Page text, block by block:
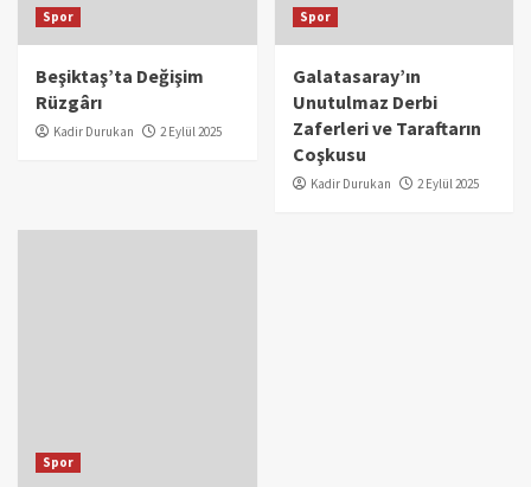
Spor
Beşiktaş’ta Değişim
Rüzgârı
Kadir Durukan 2 Eylül 2025
Spor
Galatasaray’ın
Unutulmaz Derbi
Zaferleri ve Taraftarın
Coşkusu
Kadir Durukan 2 Eylül 2025
Spor